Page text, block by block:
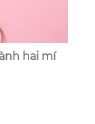
hai mí